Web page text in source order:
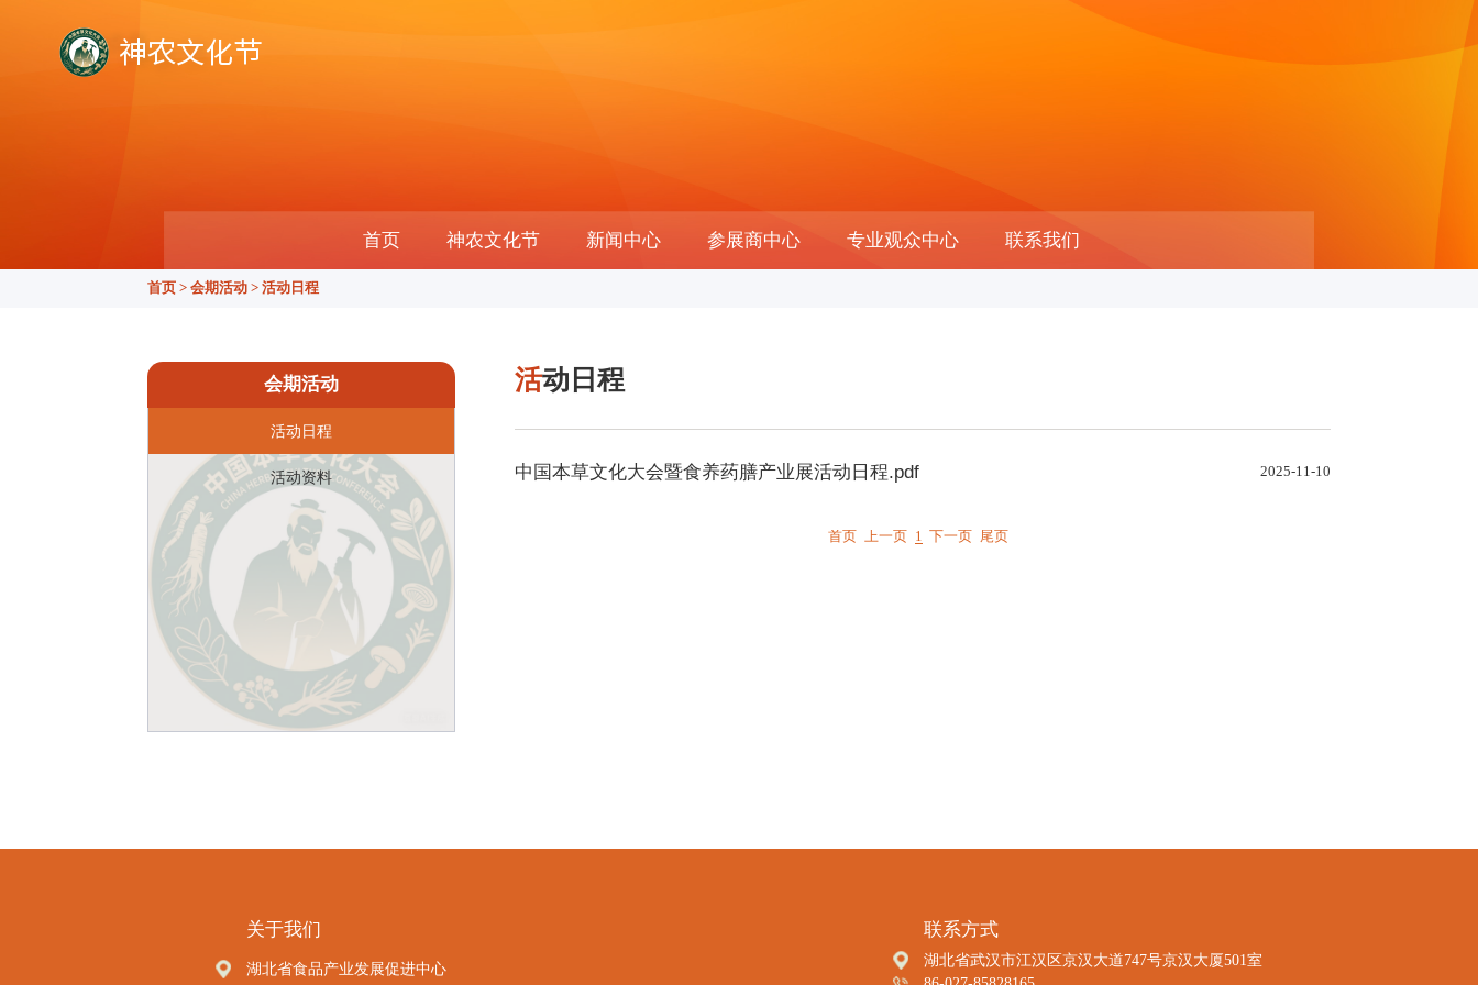
首页 神农文化节 新闻中心 参展商中心 专业观众中心 联系我们
首页 >会期活动 >活动日程
会期活动
活动日程
活动资料
活动日程
中国本草文化大会暨食养药膳产业展活动日程.pdf 2025-11-10
首页 上一页 1 下一页 尾页
关于我们
湖北省食品产业发展促进中心
联系方式
湖北省武汉市江汉区京汉大道747号京汉大厦501室